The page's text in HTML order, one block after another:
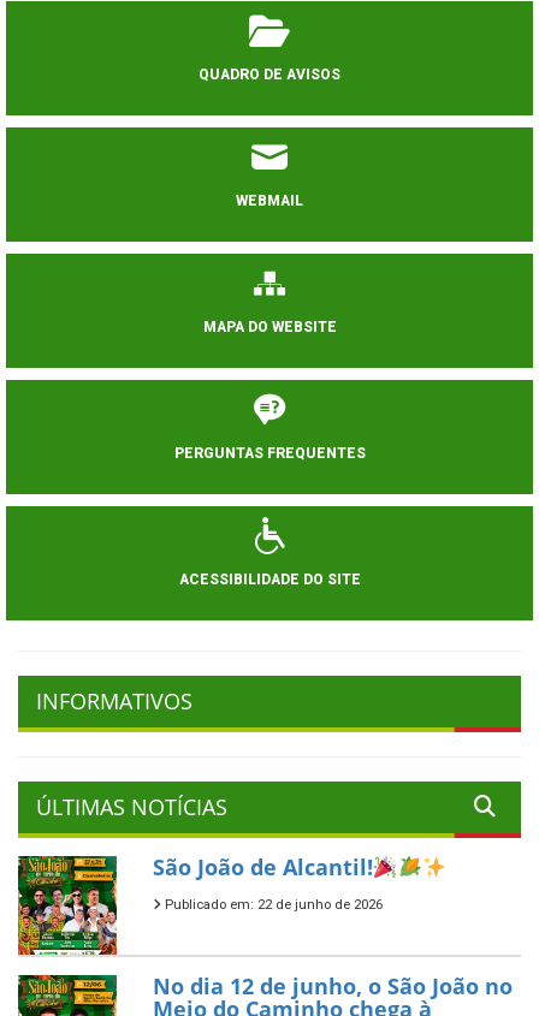
QUADRO DE AVISOS
WEBMAIL
MAPA DO WEBSITE
PERGUNTAS FREQUENTES
ACESSIBILIDADE DO SITE
INFORMATIVOS
ÚLTIMAS NOTÍCIAS
São João de Alcantil!
Publicado em: 22 de junho de 2026
No dia 12 de junho, o São João no
Meio do Caminho chega à